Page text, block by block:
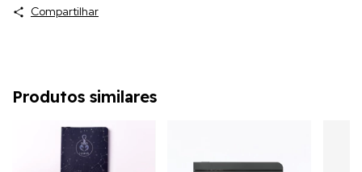
Compartilhar
Produtos similares